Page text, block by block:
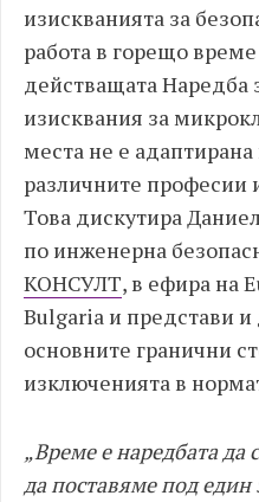
изискванията за
работа в горещо
действащата Наредба
изисквания за
места не е
различните професии
Това дискутира
по инженерна
КОНСУЛТ, в ефира на
Bulgaria и представи
основните гранични
изключенията в
„Време е наредбата
да поставяме под